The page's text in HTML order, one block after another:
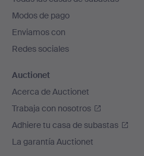
pie
de
página
Modos de pago
Enviamos con
Redes sociales
Auctionet
Acerca de Auctionet
Trabaja con nosotros
Adhiere tu casa de subastas
La garantía Auctionet